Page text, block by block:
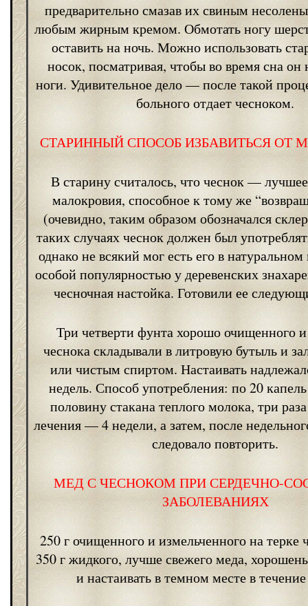
предварительно смазав их свиным
любым жирным кремом. Обмотать ногу
оставить на ночь. Можно использовать
носок, посматривая, чтобы во время сна он
ноги. Удивительное дело — после такой
больного отдает чесноком.
СТАРИННЫЙ СПОСОБ ИЗБАВИТЬСЯ ОТ
В старину считалось, что чеснок —
малокровия, способное к тому же
(очевидно, таким образом обозначался
таких случаях чеснок должен был
однако не всякий мог есть его в
особой популярностью у деревенских
чесночная настойка. Готовили ее
Три четверти фунта хорошо очищенного
чеснока складывали в литровую бутыль и
или чистым спиртом. Настаивать
недель. Способ употребления: по 20
половину стакана теплого молока, три
лечения — 4 недели, а затем, после
следовало повторить.
МЕД С ЧЕСНОКОМ ПРИ СЕРДЕЧНО-
ЗАБОЛЕВАНИЯХ
250 г очищенного и измельченного на терке
350 г жидкого, лучше свежего меда,
и настаивать в темном месте в